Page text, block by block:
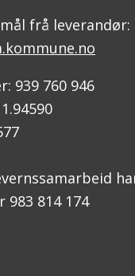
frå leverandør:
939 760 946
814 174